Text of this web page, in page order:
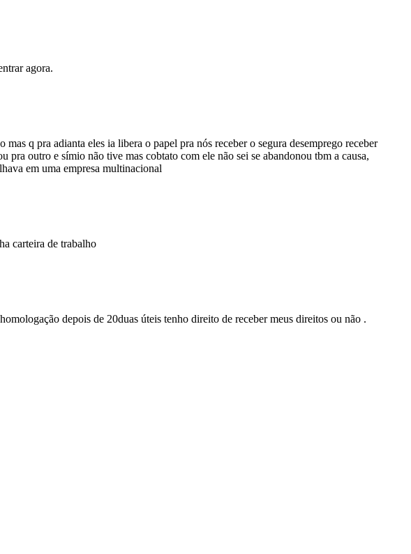
agora.
q pra adianta eles ia libera o papel pra nós receber o segura desemprego receber
pra outro e símio não tive mas cobtato com ele não sei se abandonou tbm a causa,
em uma empresa multinacional
carteira de trabalho
depois de 20duas úteis tenho direito de receber meus direitos ou não .